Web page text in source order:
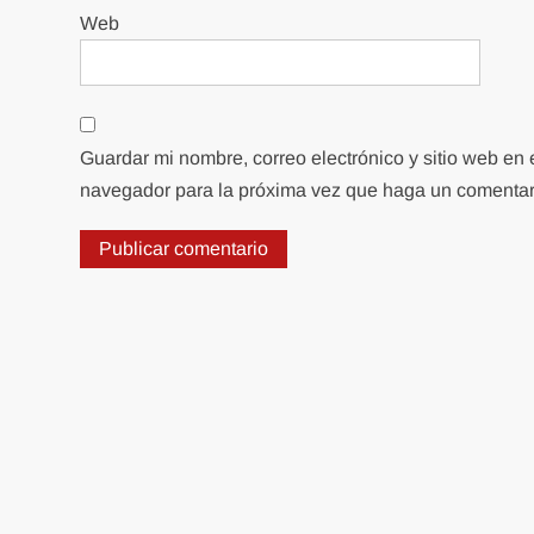
Web
Guardar mi nombre, correo electrónico y sitio web en
navegador para la próxima vez que haga un